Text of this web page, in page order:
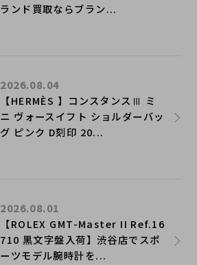
ランド買取ならブラン...
【HERMÈS 】コンスタンスⅢ ミ
ニ ヴォースイフト ショルダーバッ
グ ピンク D刻印 20...
2026.08.04
【ROLEX GMT-Master II Ref.16
710 黒文字盤入荷】渋谷店でスポ
ーツモデル腕時計を...
2026.08.01